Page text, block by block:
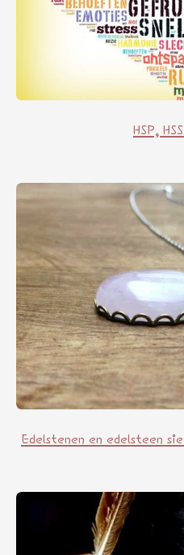
HSP,
Edelstenen en edelsteen